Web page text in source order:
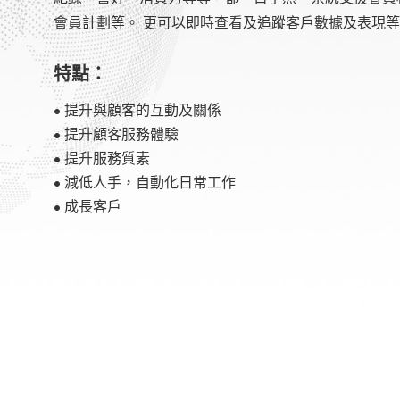
會員計劃等。 更可以即時查看及追蹤客戶數據及表現
特點：
• 提升與顧客的互動及關係
• 提升顧客服務體驗
• 提升服務質素
• 減低人手，自動化日常工作
• 成長客戶